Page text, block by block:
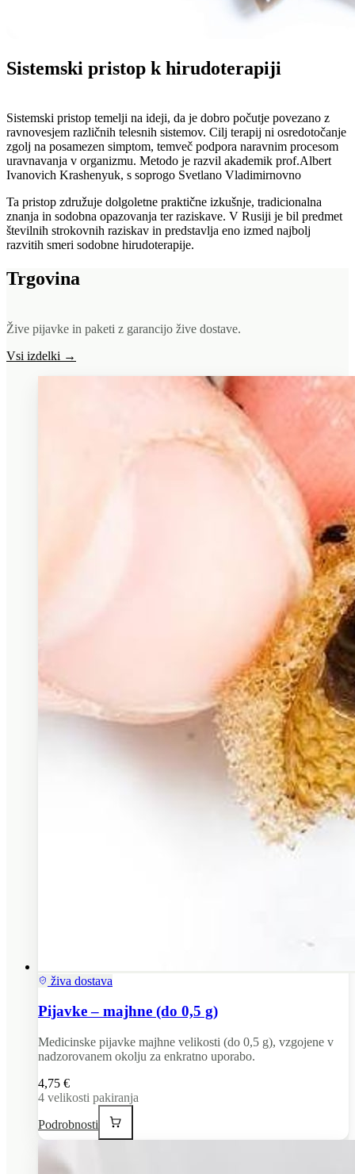
Sistemski pristop k hirudoterapiji
Sistemski pristop temelji na ideji, da je dobro počutje povezano z
ravnovesjem različnih telesnih sistemov. Cilj terapij ni osredotočanje
zgolj na posamezen simptom, temveč podpora naravnim procesom
uravnavanja v organizmu. Metodo je razvil akademik prof.Albert
Ivanovich Krashenyuk, s soprogo Svetlano Vladimirnovno
Ta pristop združuje dolgoletne praktične izkušnje, tradicionalna
znanja in sodobna opazovanja ter raziskave. V Rusiji je bil predmet
številnih strokovnih raziskav in predstavlja eno izmed najbolj
razvitih smeri sodobne hirudoterapije.
Trgovina
Žive pijavke in paketi z garancijo žive dostave.
Vsi izdelki →
živa dostava
Pijavke – majhne (do 0,5 g)
Medicinske pijavke majhne velikosti (do 0,5 g), vzgojene v
nadzorovanem okolju za enkratno uporabo.
4,75 €
4 velikosti pakiranja
Podrobnosti